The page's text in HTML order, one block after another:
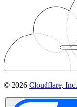
© 2026 Cloudflare, Inc.